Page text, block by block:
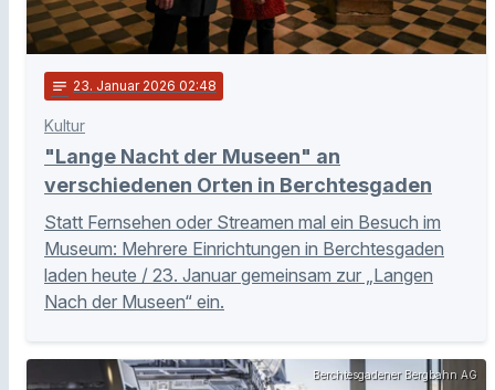
notes 23. Januar 2026 02:48
Kultur
"Lange Nacht der Museen" an
verschiedenen Orten in Berchtesgaden
Statt Fernsehen oder Streamen mal ein Besuch im
Museum: Mehrere Einrichtungen in Berchtesgaden
laden heute / 23. Januar gemeinsam zur „Langen
Nach der Museen“ ein.
Berchtesgadener Bergbahn AG